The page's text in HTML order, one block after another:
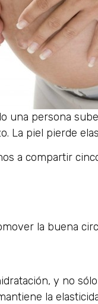
una persona
La piel pierde
a compartir
la buena
y no
la